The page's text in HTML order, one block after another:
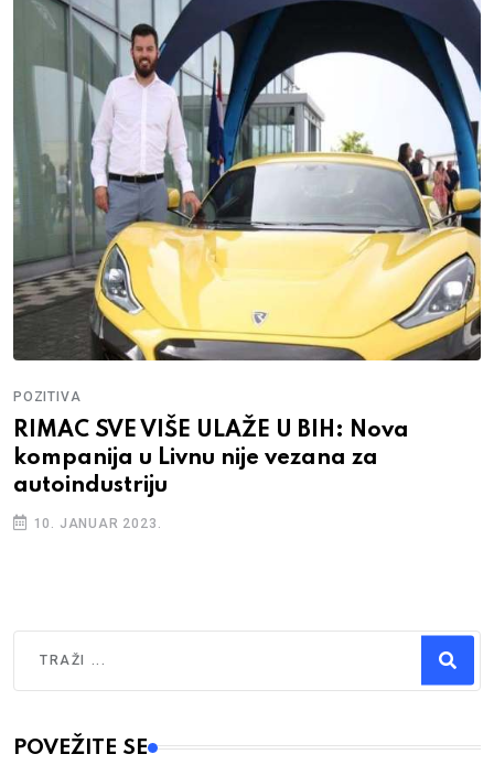
POZITIVA
RIMAC SVE VIŠE ULAŽE U BIH: Nova
kompanija u Livnu nije vezana za
autoindustriju
10. JANUAR 2023.
Type 2 or more characters for results.
POVEŽITE SE